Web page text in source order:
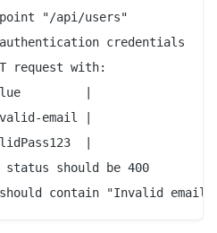
"/api/users"
credentials
request with:
|
email |
|
status should be 400